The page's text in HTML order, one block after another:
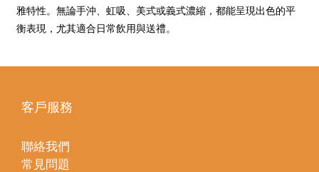
雅特性。無論手沖、虹吸、美式或義式濃縮，都能呈現出色的平
衡表現，尤其適合日常飲用與送禮。
客戶服務
聯絡我們
常見問題